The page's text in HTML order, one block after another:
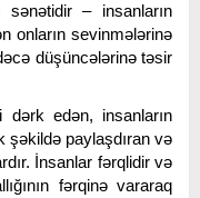
– insanların
onların sevinmələrinə
düşüncələrinə təsir
edən, insanların
şəkildə paylaşdıran və
İnsanlar fərqlidir və
fərqinə vararaq